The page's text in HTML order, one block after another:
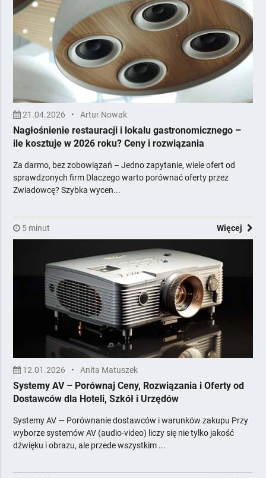
21.04.2026 • Artur Nowak
Nagłośnienie restauracji i lokalu gastronomicznego –
ile kosztuje w 2026 roku? Ceny i rozwiązania
Za darmo, bez zobowiązań – Jedno zapytanie, wiele ofert od
sprawdzonych firm Dlaczego warto porównać oferty przez
Zwiadowcę? Szybka wycen...
5 minut Więcej
12.01.2026 • Anita Matuszek
Systemy AV – Porównaj Ceny, Rozwiązania i Oferty od
Dostawców dla Hoteli, Szkół i Urzędów
Systemy AV — Porównanie dostawców i warunków zakupu Przy
wyborze systemów AV (audio-video) liczy się nie tylko jakość
dźwięku i obrazu, ale przede wszystkim ...